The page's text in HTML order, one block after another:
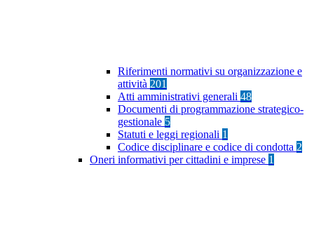
Riferimenti normativi su organizzazione e
attività 201
Atti amministrativi generali 48
Documenti di programmazione strategico-
gestionale 5
Statuti e leggi regionali 1
Codice disciplinare e codice di condotta 2
Oneri informativi per cittadini e imprese 1